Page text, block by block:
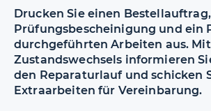
Drucken Sie einen
Prüfungsbescheinigung und ein
durchgeführten Arbeiten aus.
Zustandswechsels informieren
den Reparaturlauf und schicken
Extraarbeiten für Vereinbarung.